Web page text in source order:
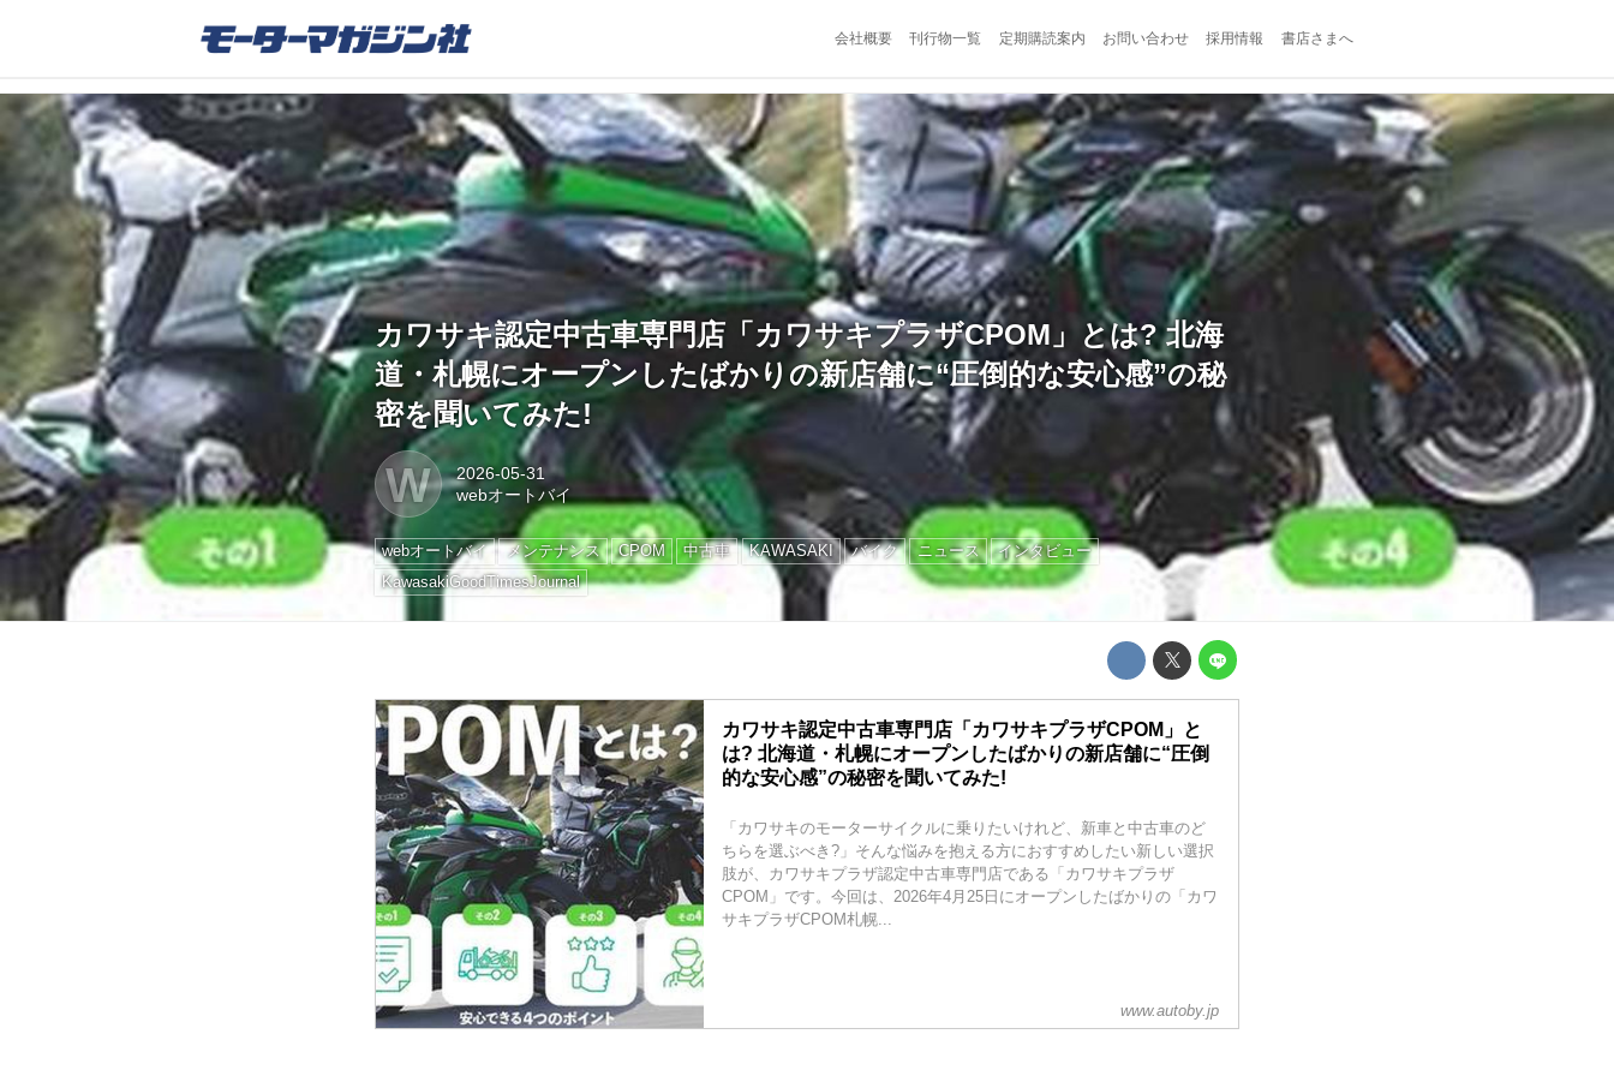
会社概要 刊行物一覧 定期購読案内 お問い合わせ 採用情報 書店さまへ
カワサキ認定中古車専門店「カワサキプラザCPOM」とは? 北海
道・札幌にオープンしたばかりの新店舗に“圧倒的な安心感”の秘
密を聞いてみた!
W
2026-05-31
webオートバイ
webオートバイ メンテナンス CPOM 中古車 KAWASAKI バイク ニュース
インタビュー
KawasakiGoodTimesJournal
カワサキ認定中古車専門店「カワサキプラザCPOM」と
は? 北海道・札幌にオープンしたばかりの新店舗に“圧倒
的な安心感”の秘密を聞いてみた!
「カワサキのモーターサイクルに乗りたいけれど、新車と中古車のど
ちらを選ぶべき?」そんな悩みを抱える方におすすめしたい新しい選択
肢が、カワサキプラザ認定中古車専門店である「カワサキプラザ
CPOM」です。今回は、2026年4月25日にオープンしたばかりの「カワ
サキプラザCPOM札幌...
www.autoby.jp